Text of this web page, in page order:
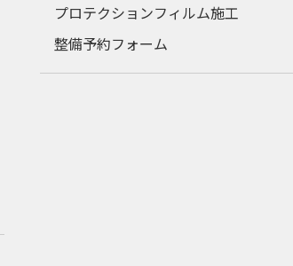
プロテクションフィルム施工
整備予約フォーム